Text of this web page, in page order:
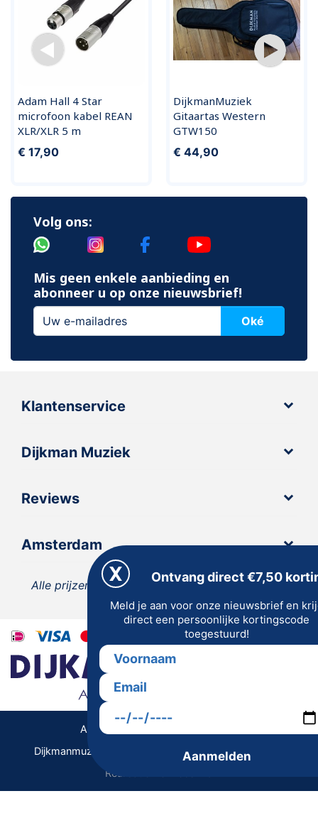
Adam Hall 4 Star
microfoon kabel REAN
XLR/XLR 5 m
€ 17,90
DijkmanMuziek
Gitaartas Western
GTW150
€ 44,90
Volg ons:
Mis geen enkele aanbieding en
abonneer u op onze nieuwsbrief!
Oké
Klantenservice
Dijkman Muziek
Reviews
Amsterdam
Alle prijzen zijn inclusief 21% BTW, tenzij anders
vermeld.
Dijkmanmuziek 2026 © | Alle rechten voorbehouden
Realisatie De Websmid
Algemene Voorwaarden | Privacy
Ontvang direct €7,50
Meld je aan voor onze nieuwsbrief en
direct een persoonlijke kortingscode
toegestuurd!
Aanmelden